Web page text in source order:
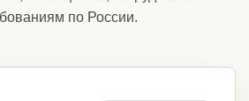
по России.